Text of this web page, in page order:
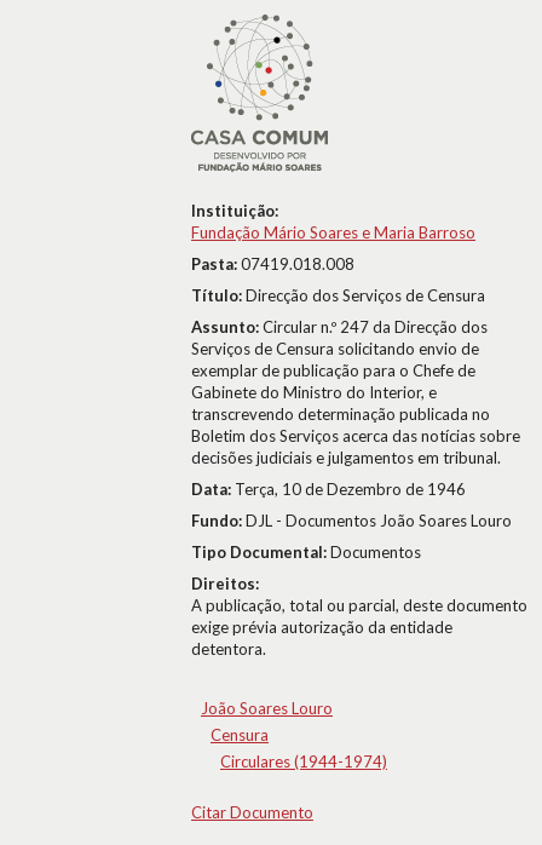
Instituição:
Fundação Mário Soares e Maria Barroso
Pasta:07419.018.008
Título:Direcção dos Serviços de Censura
Assunto:Circular n.º 247 da Direcção dos
Serviços de Censura solicitando envio de
exemplar de publicação para o Chefe de
Gabinete do Ministro do Interior, e
transcrevendo determinação publicada no
Boletim dos Serviços acerca das notícias sobre
decisões judiciais e julgamentos em tribunal.
Data: Terça, 10 de Dezembro de 1946
Fundo:DJL - Documentos João Soares Louro
Tipo Documental:Documentos
Direitos:
A publicação, total ou parcial, deste documento
exige prévia autorização da entidade
detentora.
João Soares Louro
Censura
Circulares (1944-1974)
Citar Documento